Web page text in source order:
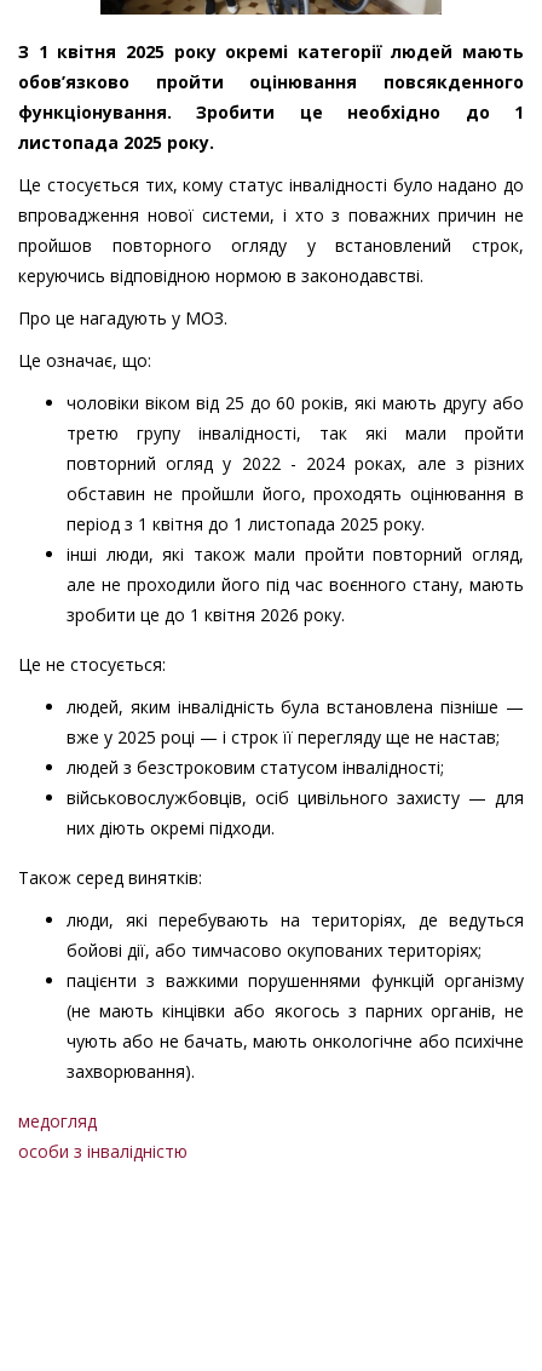
З 1 квітня 2025 року окремі категорії людей мають
обов’язково пройти оцінювання повсякденного
функціонування. Зробити це необхідно до 1
листопада 2025 року.
Це стосується тих, кому статус інвалідності було надано до
впровадження нової системи, і хто з поважних причин не
пройшов повторного огляду у встановлений строк,
керуючись відповідною нормою в законодавстві.
Про це нагадують у МОЗ.
Це означає, що:
чоловіки віком від 25 до 60 років, які мають другу або
третю групу інвалідності, так які мали пройти
повторний огляд у 2022 - 2024 роках, але з різних
обставин не пройшли його, проходять оцінювання в
період з 1 квітня до 1 листопада 2025 року.
інші люди, які також мали пройти повторний огляд,
але не проходили його під час воєнного стану, мають
зробити це до 1 квітня 2026 року.
Це не стосується:
людей, яким інвалідність була встановлена пізніше —
вже у 2025 році — і строк її перегляду ще не настав;
людей з безстроковим статусом інвалідності;
військовослужбовців, осіб цивільного захисту — для
них діють окремі підходи.
Також серед винятків:
люди, які перебувають на територіях, де ведуться
бойові дії, або тимчасово окупованих територіях;
пацієнти з важкими порушеннями функцій організму
(не мають кінцівки або якогось з парних органів, не
чують або не бачать, мають онкологічне або психічне
захворювання).
медогляд
особи з інвалідністю